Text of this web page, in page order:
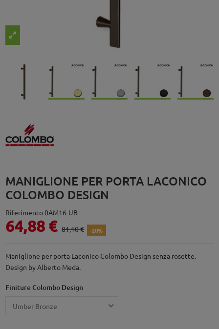
MANIGLIONE PER PORTA LACONICO
COLOMBO DESIGN
Riferimento0AM16-UB
64,88 € 81,10 € -20%
Maniglione per porta Laconico Colombo Design senza rosette.
Design by Alberto Meda.
Finiture Colombo Design